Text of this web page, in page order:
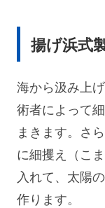
揚げ浜式
海から汲み上
術者によって
まきます。さ
に細攫え（こ
入れて、太陽
作ります。